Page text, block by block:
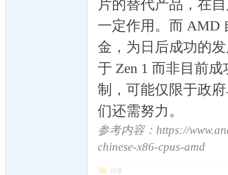
片的替代产品，在
一定作用。而 AMD
金，为日后成功的
于 Zen 1 而非目前
制，可能仅限于政
们还需努力。
参考内容： https://
chinese-x86-cpus-amd
回复